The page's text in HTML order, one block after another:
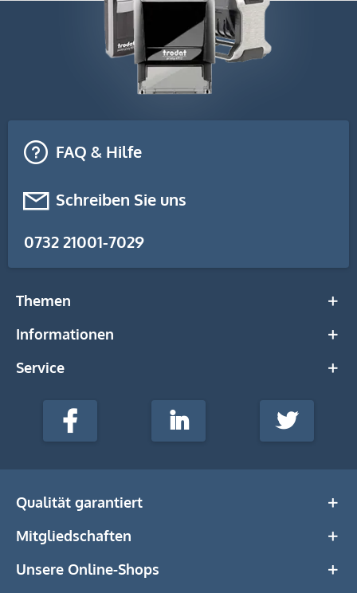
FAQ & Hilfe
Schreiben Sie uns
0732 21001-7029
Themen
Informationen
Service
stempel-
Media
Facebook LinkedIn Twitter
Qualität garantiert
Mitgliedschaften
Unsere Online-Shops